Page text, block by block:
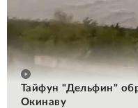
Тайфун "Дельфин"
Окинаву